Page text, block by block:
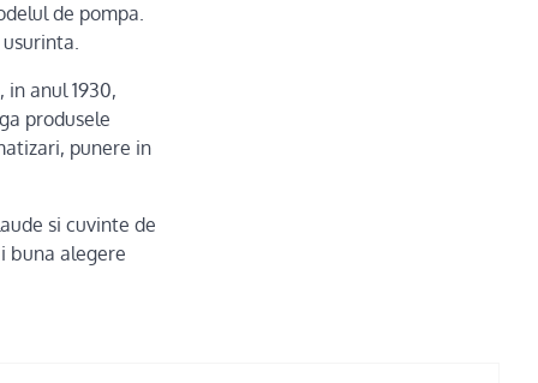
de pompa.
anul 1930,
produsele
punere in
si cuvinte de
buna alegere